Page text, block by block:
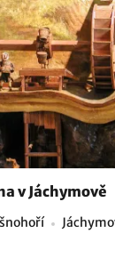
v Jáchymově